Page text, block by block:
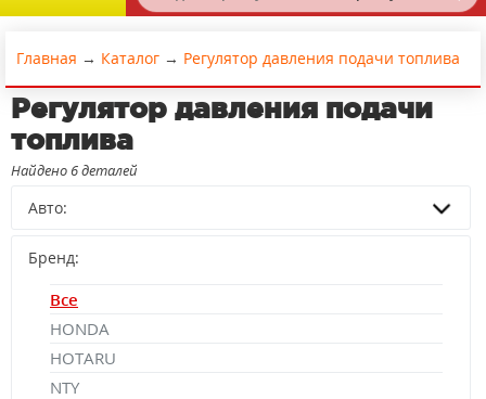
Главная → Каталог → Регулятор давления подачи топлива
Регулятор давления подачи
топлива
Найдено 6 деталей
Авто:
Бренд:
Все
HONDA
HOTARU
NTY